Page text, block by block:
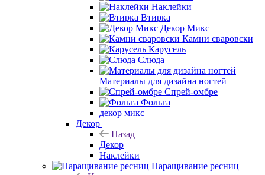
Наклейки
Втирка
Декор Микс
Камни сваровски
Карусель
Слюда
Материалы для дизайна ногтей
Спрей-омбре
Фольга
декор микс
Декор
Назад
Декор
Наклейки
Наращивание ресниц